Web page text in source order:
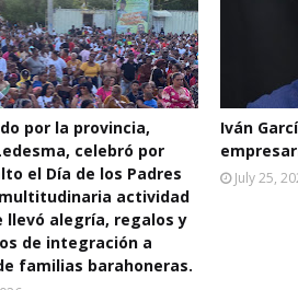
por la provincia,
celebró por
el Día de los Padres
actividad
llevó alegría, regalos y
de integración a
familias barahoneras.
Iván
July 25,